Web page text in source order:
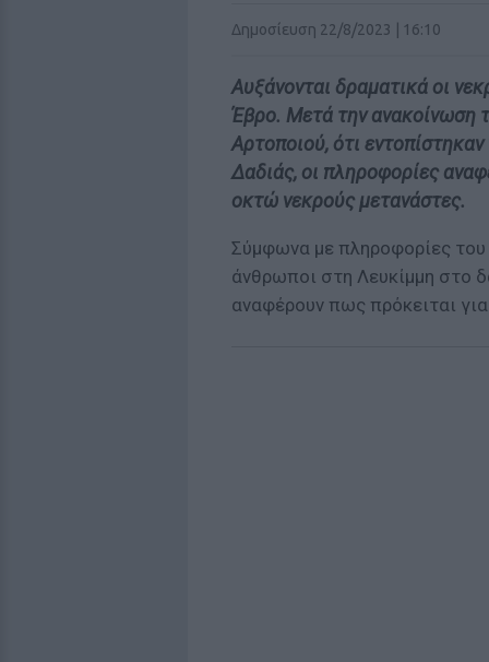
Δημοσίευση 22/8/2023 | 16:10
Αυξάνονται δραματικά οι
Έβρο. Μετά την ανακοίνωση
Αρτοποιού, ότι
Δαδιάς, οι πληροφορίες
οκτώ νεκρούς μετανάστες.
Σύμφωνα με πληροφορίες
άνθρωποι στη Λευκίμμη στο
αναφέρουν πως πρόκειται